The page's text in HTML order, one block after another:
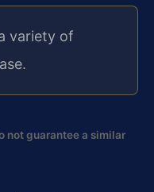
variety of
not guarantee a similar